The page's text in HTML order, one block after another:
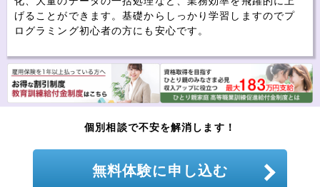
げることができます。基礎からしっかり学習しますのでプ
ログラミング初心者の方にも安心です。
個別相談で不安を解消します！
無料体験に申し込む